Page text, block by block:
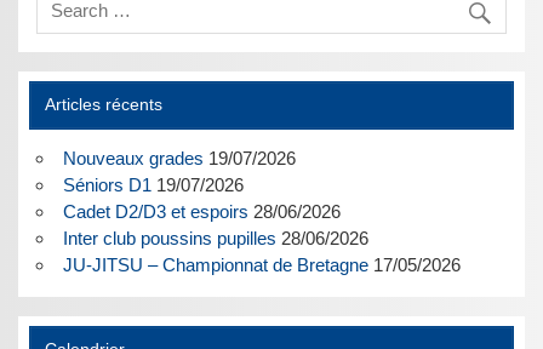
Articles récents
Nouveaux grades 19/07/2026
Séniors D1 19/07/2026
Cadet D2/D3 et espoirs 28/06/2026
Inter club poussins pupilles 28/06/2026
JU-JITSU – Championnat de Bretagne 17/05/2026